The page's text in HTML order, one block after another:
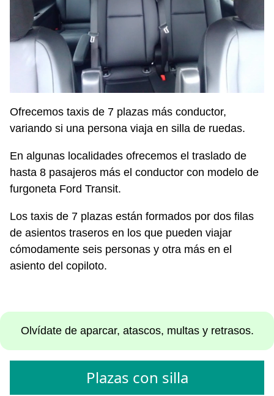
Ofrecemos taxis de 7 plazas más conductor,
variando si una persona viaja en silla de ruedas.
En algunas localidades ofrecemos el traslado de
hasta 8 pasajeros más el conductor con modelo de
furgoneta Ford Transit.
Los taxis de 7 plazas están formados por dos filas
de asientos traseros en los que pueden viajar
cómodamente seis personas y otra más en el
asiento del copiloto.
Olvídate de aparcar, atascos, multas y retrasos.
Plazas con silla